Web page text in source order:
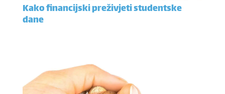
Kako financijski preživjeti studentske
dane